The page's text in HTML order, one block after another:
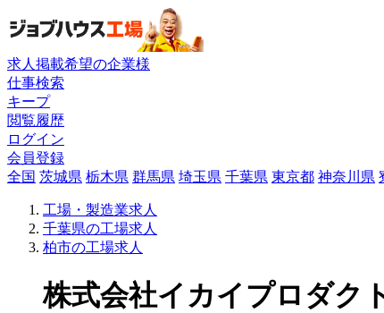
求人掲載希望の企業様
仕事検索
キープ
閲覧履歴
ログイン
会員登録
全国 茨城県 栃木県 群馬県 埼玉県 千葉県 東京都 神奈川県
工場・製造業求人
千葉県の工場求人
柏市の工場求人
株式会社イカイプロダク